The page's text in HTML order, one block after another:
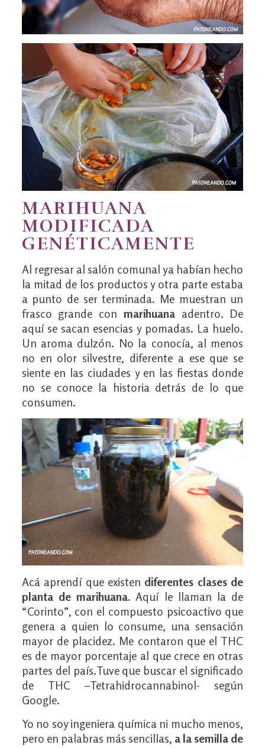
MARIHUANA
MODIFICADA
GENÉTICAMENTE
Al regresar al salón comunal ya habían hecho
la mitad de los productos y otra parte estaba
a punto de ser terminada. Me muestran un
frasco grande con marihuanaadentro. De
aquí se sacan esencias y pomadas. La huelo.
Un aroma dulzón. No la conocía, al menos
no en olor silvestre, diferente a ese que se
siente en las ciudades y en las fiestas donde
no se conoce la historia detrás de lo que
consumen.
Acá aprendí que existen diferentes clases de
planta de marihuana. Aquí le llaman la de
“Corinto”, con el compuesto psicoactivo que
genera a quien lo consume, una sensación
mayor de placidez. Me contaron que el THC
es de mayor porcentaje al que crece en otras
partes del país.Tuve que buscar el significado
de THC –Tetrahidrocannabinol- según
Google.
Yo no soy ingeniera química ni mucho menos,
pero en palabras más sencillas, a la semilla de